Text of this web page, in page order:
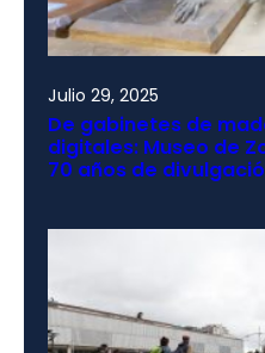
Julio 29, 2025
De gabinetes de
digitales: Museo de
70 años de